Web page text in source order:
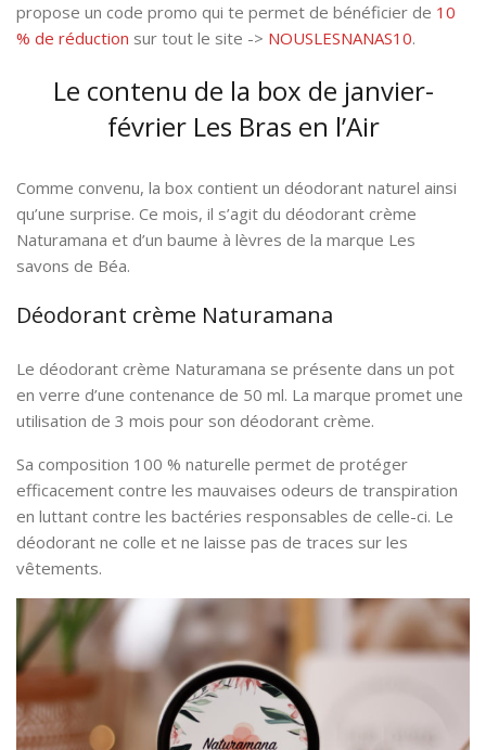
propose un code promo qui te permet de bénéficier de 10
% de réduction sur tout le site -> NOUSLESNANAS10.
Le contenu de la box de janvier-
février Les Bras en l’Air
Comme convenu, la box contient un déodorant naturel ainsi
qu’une surprise. Ce mois, il s’agit du déodorant crème
Naturamana et d’un baume à lèvres de la marque Les
savons de Béa.
Déodorant crème Naturamana
Le déodorant crème Naturamana se présente dans un pot
en verre d’une contenance de 50 ml. La marque promet une
utilisation de 3 mois pour son déodorant crème.
Sa composition 100 % naturelle permet de protéger
efficacement contre les mauvaises odeurs de transpiration
en luttant contre les bactéries responsables de celle-ci. Le
déodorant ne colle et ne laisse pas de traces sur les
vêtements.